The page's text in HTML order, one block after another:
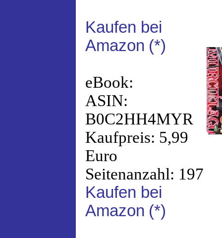
Kaufen bei
Amazon (*)
eBook:
ASIN:
B0C2HH4MYR
Kaufpreis: 5,99
Euro
Seitenanzahl: 197
Kaufen bei
Amazon (*)